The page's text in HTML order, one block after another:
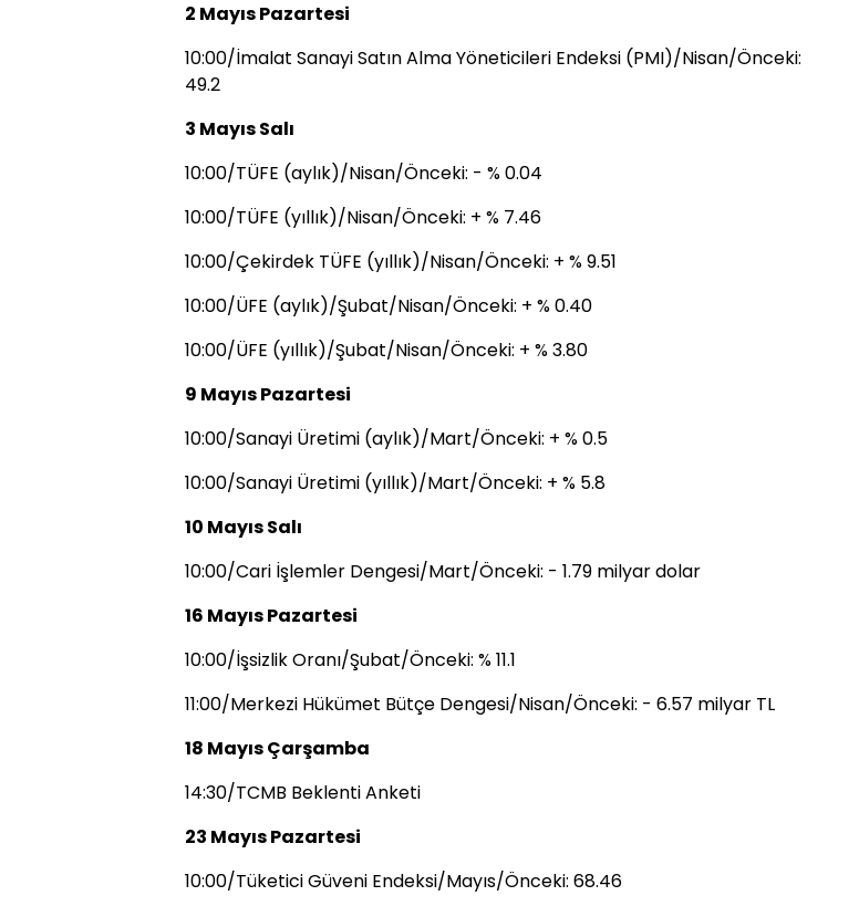
2 Mayıs Pazartesi
10:00/İmalat Sanayi Satın Alma Yöneticileri Endeksi (PMI)/Nisan/Önceki:
49.2
3 Mayıs Salı
10:00/TÜFE (aylık)/Nisan/Önceki: - % 0.04
10:00/TÜFE (yıllık)/Nisan/Önceki: + % 7.46
10:00/Çekirdek TÜFE (yıllık)/Nisan/Önceki: + % 9.51
10:00/ÜFE (aylık)/Şubat/Nisan/Önceki: + % 0.40
10:00/ÜFE (yıllık)/Şubat/Nisan/Önceki: + % 3.80
9 Mayıs Pazartesi
10:00/Sanayi Üretimi (aylık)/Mart/Önceki: + % 0.5
10:00/Sanayi Üretimi (yıllık)/Mart/Önceki: + % 5.8
10 Mayıs Salı
10:00/Cari İşlemler Dengesi/Mart/Önceki: - 1.79 milyar dolar
16 Mayıs Pazartesi
10:00/İşsizlik Oranı/Şubat/Önceki: % 11.1
11:00/Merkezi Hükümet Bütçe Dengesi/Nisan/Önceki: - 6.57 milyar TL
18 Mayıs Çarşamba
14:30/TCMB Beklenti Anketi
23 Mayıs Pazartesi
10:00/Tüketici Güveni Endeksi/Mayıs/Önceki: 68.46